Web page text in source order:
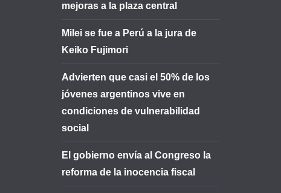
mejoras a la plaza central
Milei se fue a Perú a la jura de
Keiko Fujimori
Advierten que casi el 50% de los
jóvenes argentinos vive en
condiciones de vulnerabilidad
social
El gobierno envía al Congreso la
reforma de la inocencia fiscal